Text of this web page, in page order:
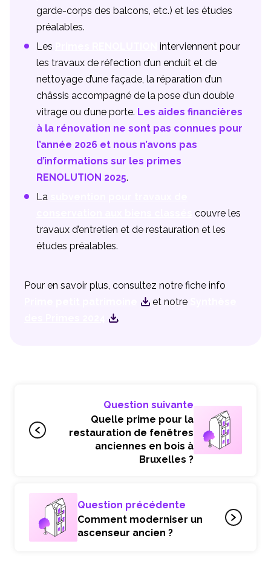
garde-corps des balcons, etc.) et les études
préalables.
Les
interviennent pour
les travaux de réfection d’un enduit et de
nettoyage d’une façade, la réparation d’un
châssis accompagné de la pose d’un double
vitrage ou d’une porte. Les aides financières
à la rénovation ne sont pas connues pour
l’année 2026 et nous n’avons pas
d’informations sur les primes
RENOLUTION 2025.
La
couvre les
travaux d’entretien et de restauration et les
études préalables.
Pour en savoir plus, consultez notre fiche info
et notre
.
Question suivante
Quelle prime pour la
restauration de fenêtres
anciennes en bois à
Bruxelles ?
Question précédente
Comment moderniser un
ascenseur ancien ?